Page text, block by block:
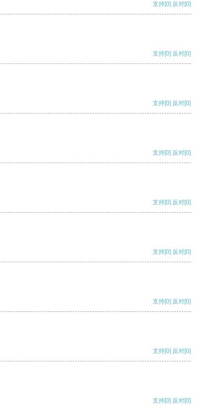
支持[0] 反对[0]
支持[0] 反对[0]
支持[0] 反对[0]
支持[0] 反对[0]
支持[0] 反对[0]
支持[0] 反对[0]
支持[0] 反对[0]
支持[0] 反对[0]
支持[0] 反对[0]